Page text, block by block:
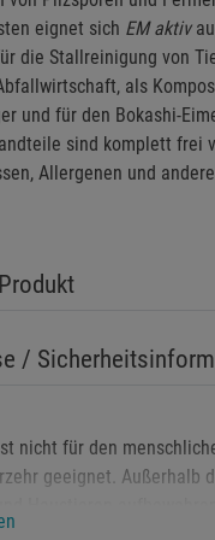
eignet sich EM aktiv
die Stallreinigung von
als
und für den Bokashi-
sind komplett frei
Allergenen und
/
nicht für den
geeignet. Außerhalb